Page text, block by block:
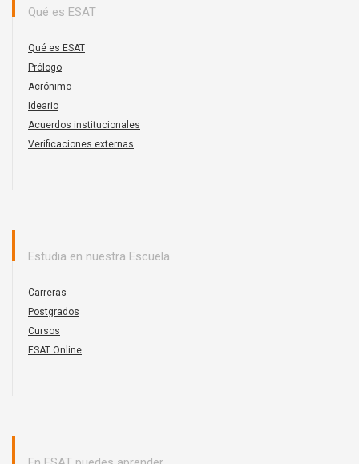
Qué es ESAT
Qué es ESAT
Prólogo
Acrónimo
Ideario
Acuerdos institucionales
Verificaciones externas
Estudia en nuestra Escuela
Carreras
Postgrados
Cursos
ESAT Online